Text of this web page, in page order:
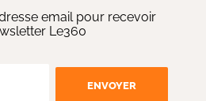
email pour recevoir
Le360
ENVOYER